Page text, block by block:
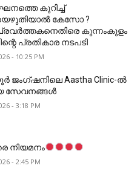
കുറിച്ച്
കേസോ ?
കുന്നംകുളം
പ്രതികാര നടപടി
- 10:25 PM
ജംഗ്ഷനിലെ Aastha Clinic-ൽ
സേവനങ്ങൾ
- 3:18 PM
നിയമനം
- 2:45 PM